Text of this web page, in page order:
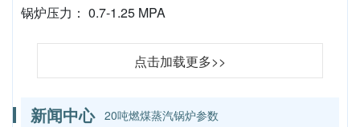
锅炉压力： 0.7-1.25 MPA
点击加载更多>>
新闻中心 20吨燃煤蒸汽锅炉参数